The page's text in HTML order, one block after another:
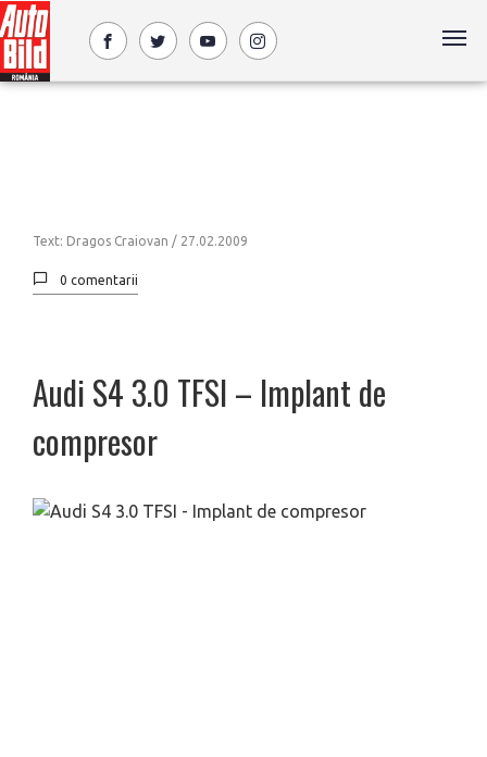
Text: Dragos Craiovan / 27.02.2009
0 comentarii
Audi S4 3.0 TFSI – Implant de
compresor